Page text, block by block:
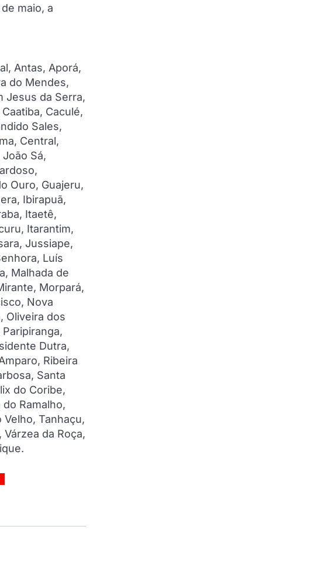
maio, a
Antas, Aporá,
do Mendes,
Jesus da Serra,
Caculé,
Sales,
Central,
Sá,
Ouro, Guajeru,
Ibirapuã,
Itaetê,
Itarantim,
Jussiape,
Luís
Malhada de
Morpará,
Nova
Oliveira dos
Dutra,
Ribeira
Santa
do Coribe,
Ramalho,
Tanhaçu,
da Roça,